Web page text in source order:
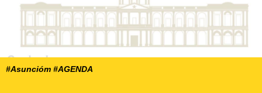
#Asuncióm #AGENDA